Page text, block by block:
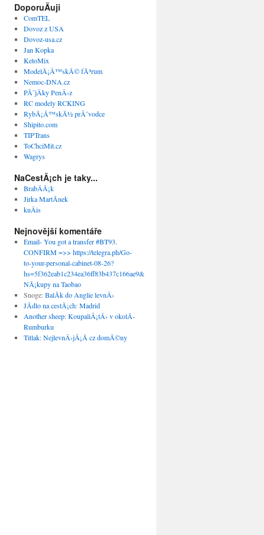
DoporuÄuji
ComTEL
Dovoz z USA
Dovoz-usa.cz
Jan Kopka
KetoMix
ModelÃ¡Å™skÃ© fÃ³rum
Nemoc-DNA.cz
PÅ¯jÄky PenÄ›z
RC modely RCKING
RybÃ¡Å™skÃ½ prÅ¯vodce
Shipito.com
TIPTrans
ToChciMit.cz
Wagrys
NaCestÃ¡ch je taky...
BrabÄÃ¡k
Jirka MartÃ­nek
kuÄis
Nejnovější komentáře
Email- You got a transfer #BT93.
CONFIRM =>> https://telegra.ph/Go-
to-your-personal-cabinet-08-26?
hs=5f362eab1c234ea36ff83b437c166ae9&:
NÃ¡kupy na Taobao
Snoge:BalÃ­k do Anglie levnÄ›
JÃ­dlo na cestÃ¡ch:Madrid
Another sheep:KoupaliÅ¡tÄ› v okolÃ­
Rumburku
Titlak:NejlevnÄ›jÅ¡Ã­ cz domÃ©ny